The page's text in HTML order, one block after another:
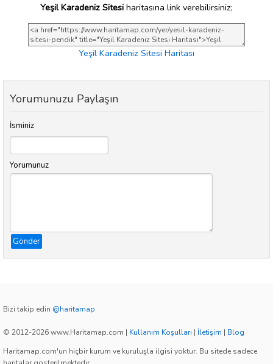
Yeşil Karadeniz Sitesi haritasına link verebilirsiniz;
Yeşil Karadeniz Sitesi Haritası
Yorumunuzu Paylaşın
İsminiz
Yorumunuz
Gönder
Bizi takip edin @haritamap
© 2012-2026 www.Haritamap.com | Kullanım Koşulları | İletişim | Blog
Haritamap.com'un hiçbir kurum ve kuruluşla ilgisi yoktur. Bu sitede sadece